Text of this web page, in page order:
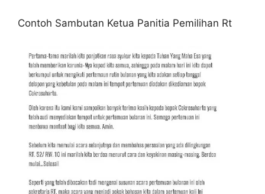
Contoh Sambutan Ketua Panitia Pemilihan Rt